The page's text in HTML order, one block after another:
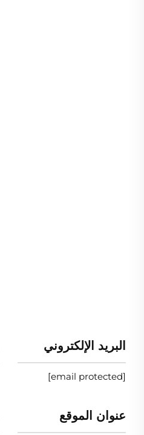
البريد الإلكتروني
[email protected]
عنوان الموقع